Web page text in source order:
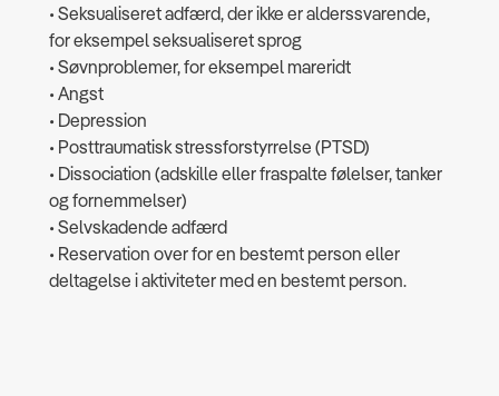
• Seksualiseret adfærd, der ikke er alderssvarende,
for eksempel seksualiseret sprog
• Søvnproblemer, for eksempel mareridt
• Angst
• Depression
• Posttraumatisk stressforstyrrelse (PTSD)
• Dissociation (adskille eller fraspalte følelser, tanker
og fornemmelser)
• Selvskadende adfærd
• Reservation over for en bestemt person eller
deltagelse i aktiviteter med en bestemt person.